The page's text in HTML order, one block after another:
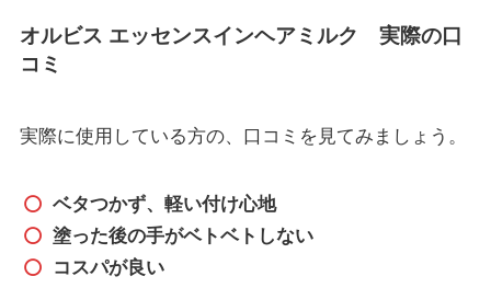
オルビス エッセンスインヘアミルク 実際の口
コミ
実際に使用している方の、口コミを見てみましょう。
ベタつかず、軽い付け心地
塗った後の手がベトベトしない
コスパが良い